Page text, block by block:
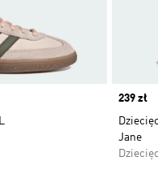
Price
239 zł
Jane